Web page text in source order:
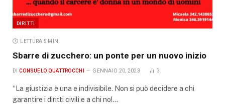
DIRITTI
LETTURA 5 MIN.
Sbarre di zucchero: un ponte per un nuovo inizio
DI CONSUELO QUATTROCCHI GENNAIO 20, 2023 3
“La giustizia è una e indivisibile. Non si può decidere a chi
garantire i diritti civili e a chi no!…